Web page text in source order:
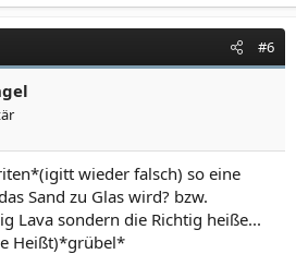
#6
wieder falsch) so eine
Sand zu Glas wird? bzw.
Lava sondern die Richtig heiße...
Heißt)*grübel*